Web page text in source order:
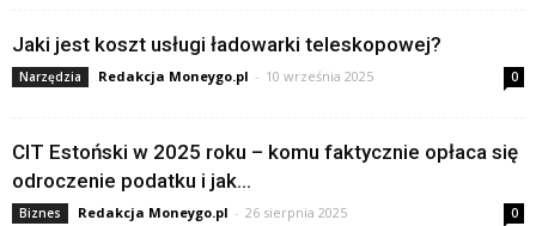
Jaki jest koszt usługi ładowarki teleskopowej?
Narzędzia Redakcja Moneygo.pl - 10 września 2025 0
CIT Estoński w 2025 roku – komu faktycznie opłaca się
odroczenie podatku i jak...
Biznes Redakcja Moneygo.pl - 26 sierpnia 2025 0